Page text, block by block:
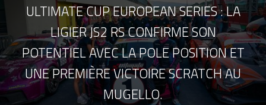
ULTIMATE CUP EUROPEAN SERIES : LA
LIGIER JS2 RS CONFIRME SON
POTENTIEL AVEC LA POLE POSITION ET
UNE PREMIÈRE VICTOIRE SCRATCH AU
MUGELLO.